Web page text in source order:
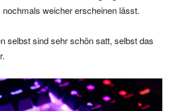
weicher erscheinen lässt.
selbst sind sehr schön satt, selbst das